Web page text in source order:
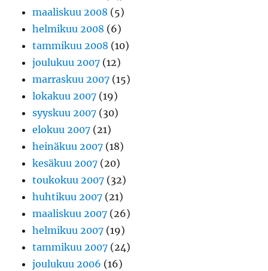
maaliskuu 2008 (5)
helmikuu 2008 (6)
tammikuu 2008 (10)
joulukuu 2007 (12)
marraskuu 2007 (15)
lokakuu 2007 (19)
syyskuu 2007 (30)
elokuu 2007 (21)
heinäkuu 2007 (18)
kesäkuu 2007 (20)
toukokuu 2007 (32)
huhtikuu 2007 (21)
maaliskuu 2007 (26)
helmikuu 2007 (19)
tammikuu 2007 (24)
joulukuu 2006 (16)